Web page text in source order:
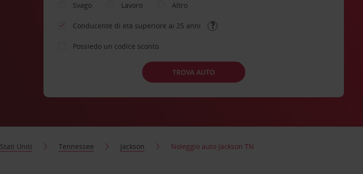
Svago
Lavoro Altro
Conducente di età superiore ai 25 anni
Possiedo un codice sconto
TROVA AUTO
Stati Uniti Tennessee Jackson Noleggio auto Jackson TN